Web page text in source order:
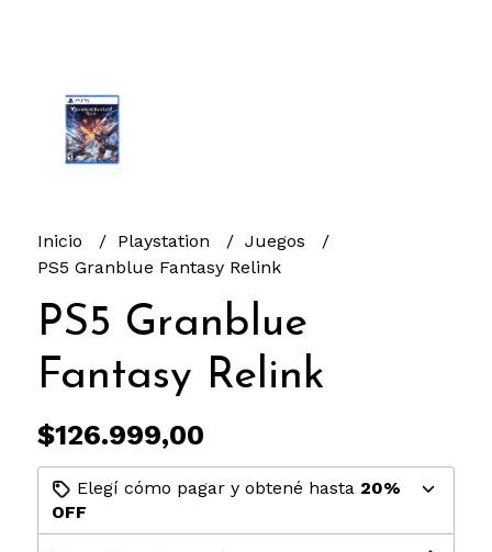
Inicio Playstation
Juegos
PS5 Granblue Fantasy Relink
PS5 Granblue
Fantasy Relink
$126.999,00
Elegí cómo pagar y obtené hasta 20%
OFF